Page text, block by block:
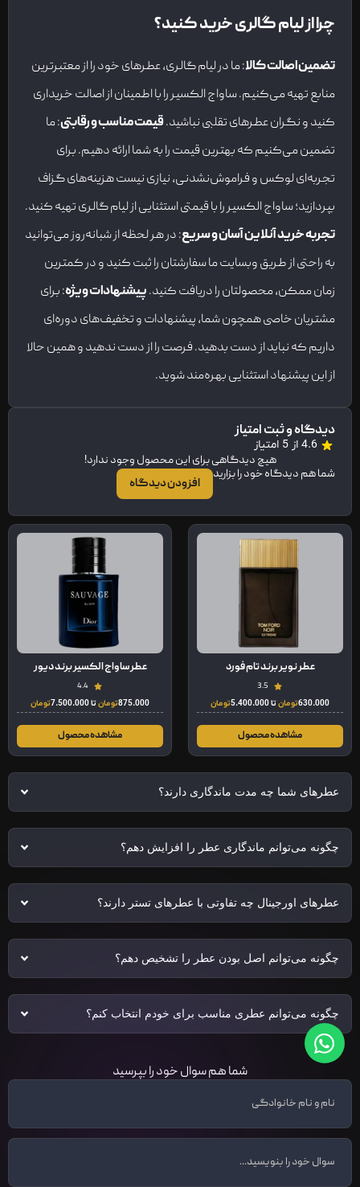
چرا از لیام گالری خرید کنید؟
تضمین اصالت کالا: ما در لیام گالری، عطرهای خود را از معتبرترین
منابع تهیه می‌کنیم. ساواج الکسیر را با اطمینان از اصالت خریداری
کنید و نگران عطرهای تقلبی نباشید.قیمت مناسب و رقابتی: ما
تضمین می‌کنیم که بهترین قیمت را به شما ارائه دهیم. برای
تجربه‌ای لوکس و فراموش‌نشدنی، نیازی نیست هزینه‌های گزاف
بپردازید؛ ساواج الکسیر را با قیمتی استثنایی از لیام گالری تهیه کنید.
تجربه خرید آنلاین آسان و سریع: در هر لحظه از شبانه‌روز می‌توانید
به راحتی از طریق وبسایت ما سفارشتان را ثبت کنید و در کمترین
زمان ممکن، محصولتان را دریافت کنید.پیشنهادات ویژه: برای
مشتریان خاصی همچون شما، پیشنهادات و تخفیف‌های دوره‌ای
داریم که نباید از دست بدهید. فرصت را از دست ندهید و همین حالا
از این پیشنهاد استثنایی بهره‌مند شوید.
دیدگاه و ثبت امتیاز
4.6 از 5 امتیاز
هیچ دیدگاهی برای این محصول وجود ندارد!
شما هم دیدگاه خود را بزارید
افزودن دیدگاه
عطر نویر برند تام فورد
3.5
630.000تومانتا5.400.000تومان
مشاهده محصول
عطر ساواج الکسیر برند دیور
4.4
875.000تومانتا7.500.000تومان
مشاهده محصول
عطرهای شما چه مدت ماندگاری دارند؟
چگونه می‌توانم ماندگاری عطر را افزایش دهم؟
عطرهای اورجینال چه تفاوتی با عطرهای تستر دارند؟
چگونه می‌توانم اصل بودن عطر را تشخیص دهم؟
چگونه می‌توانم عطری مناسب برای خودم انتخاب کنم؟
شما هم سوال خود را بپرسید